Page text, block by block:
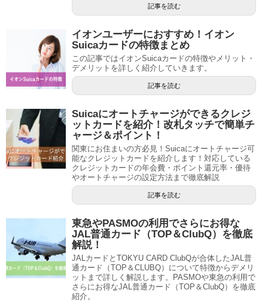
記事を読む
イオンユーザーにおすすめ！イオン
Suicaカードの特徴まとめ
この記事ではイオンSuicaカードの特徴やメリット・
デメリットを詳しく紹介していきます。
記事を読む
Suicaにオートチャージができるクレジ
ットカードを紹介！改札タッチで簡単チ
ャージ＆ポイント！
関東にお住まいの方必見！Suicaにオートチャージ可
能なクレジットカードを紹介します！対応している
クレジットカードの年会費・ポイント還元率・優待
やオートチャージの設定方法まで徹底解説
記事を読む
東急やPASMOの利用でさらにお得な
JAL普通カード（TOP＆ClubQ）を徹底
解説！
JALカードとTOKYU CARD ClubQが合体したJAL普
通カード（TOP＆CLUBQ）について特徴からデメリ
ットまで詳しく解説します。PASMOや東急の利用で
さらにお得なJAL普通カード（TOP＆ClubQ）を徹底
紹介。